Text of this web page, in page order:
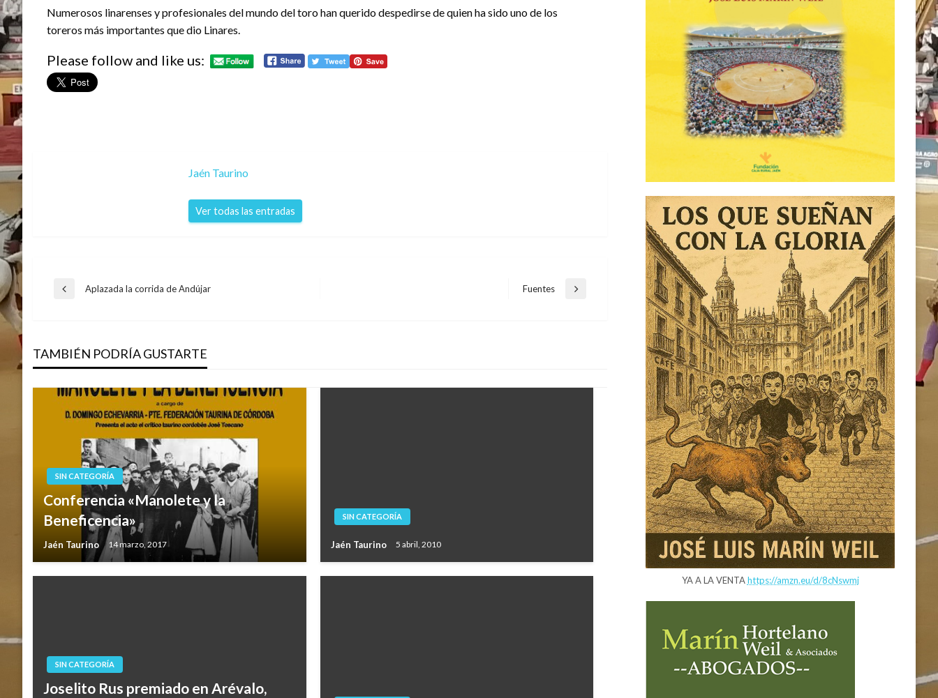
Numerosos linarenses y profesionales del mundo del toro han querido despedirse de quien ha sido uno de los
toreros más importantes que dio Linares.
Please follow and like us:
Jaén Taurino
Ver todas las entradas
Navegación
entradas
Entrada
Aplazada la corrida de Andújar
Entrada
Fuentes
TAMBIÉN PODRÍA GUSTARTE
SIN CATEGORÍA
Conferencia «Manolete y la
Beneficencia»
Jaén Taurino 14 marzo, 2017
SIN CATEGORÍA
Jaén Taurino 5 abril, 2010
SIN CATEGORÍA
Joselito Rus premiado en Arévalo,
YA A LA VENTAhttps://amzn.eu/d/8cNswmj